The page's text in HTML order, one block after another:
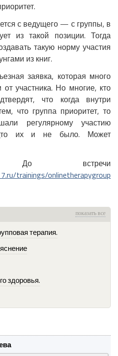
с ведущего — с группы, в
из такой позиции. Тогда
такую норму участия
из книг.
заявка, которая много
участника. Но многие, кто
что когда внутри
что группа приоритет, то
регулярному участию
их и не было. Может
встречи
trainings/onlinetherapygroup
показать все
терапия.
здоровья.